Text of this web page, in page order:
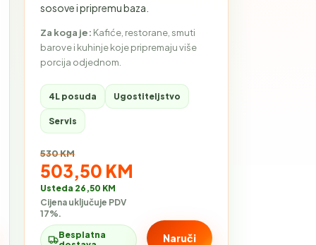
sosove i pripremu baza.
Za koga je: Kafiće, restorane, smuti
barove i kuhinje koje pripremaju više
porcija odjednom.
4L posuda Ugostiteljstvo
Servis
Stara cijena:
530 KM
Akcijska cijena:
503,50 KM
Usteda 26,50 KM
Cijena uključuje PDV
17%.
Besplatna
Naruči